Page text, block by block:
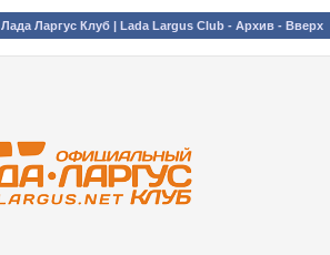
Лада Ларгус Клуб | Lada Largus Club - Архив - Вверх